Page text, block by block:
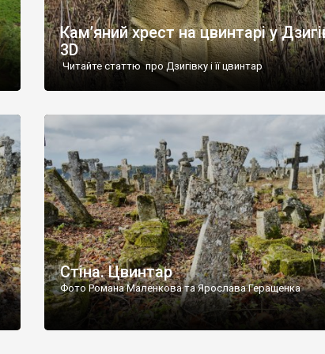
Кам’яний хрест на цвинтарі у
3D
Читайте статтю про Дзигівку і її цвинтар
Стіна. Цвинтар
Фото Романа Маленкова та Ярослава Геращенка